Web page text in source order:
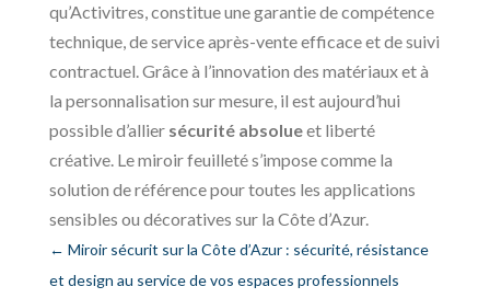
qu’Activitres, constitue une garantie de compétence
technique, de service après-vente efficace et de suivi
contractuel. Grâce à l’innovation des matériaux et à
la personnalisation sur mesure, il est aujourd’hui
possible d’allier sécurité absolueet liberté
créative. Le miroir feuilleté s’impose comme la
solution de référence pour toutes les applications
sensibles ou décoratives sur la Côte d’Azur.
← Miroir sécurit sur la Côte d’Azur : sécurité, résistance
et design au service de vos espaces professionnels